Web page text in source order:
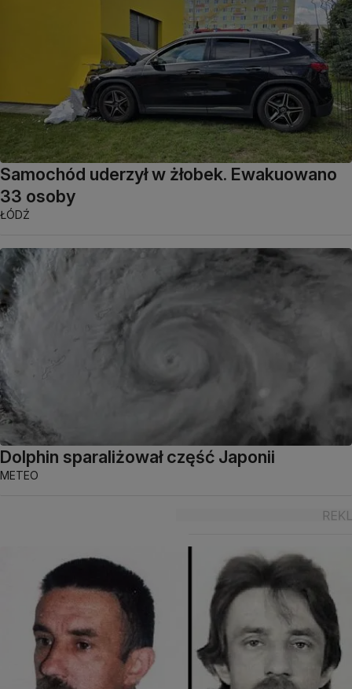
Samochód uderzył w żłobek. Ewakuowano
33 osoby
ŁÓDŹ
Dolphin sparaliżował część Japonii
METEO